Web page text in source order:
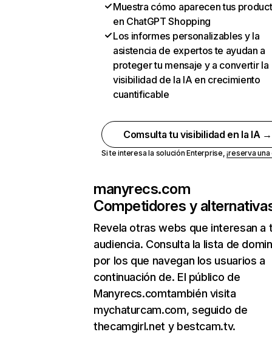
Muestra cómo aparecen tus
en ChatGPT Shopping
Los informes personalizables y la
asistencia de expertos te ayudan a
proteger tu mensaje y a convertir la
visibilidad de la IA en crecimiento
cuantificable
Comsulta tu visibilidad en la IA →
Si te interesa la solución Enterprise,¡reserva
manyrecs.com
Competidores y
Revela otras webs que interesan a
audiencia. Consulta la lista de
por los que navegan los usuarios a
continuación de. El público de
Manyrecs.comtambién visita
mychaturcam.com, seguido de
thecamgirl.net y bestcam.tv.